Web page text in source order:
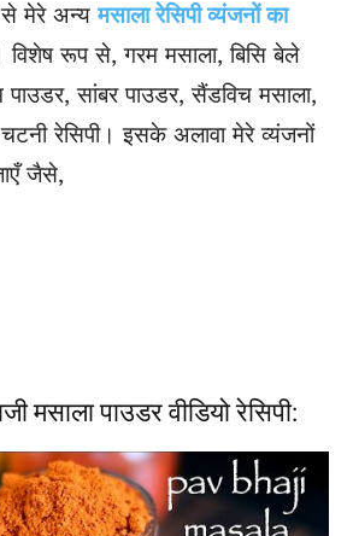
से मेरे अन्यमसाला रेसिपी व्यंजनों का
रूप से, गरम मसाला, बिसि बेले
पाउडर, सांबर पाउडर, सैंडविच मसाला,
रेसिपी। इसके अलावा मेरे व्यंजनों
जैसे,
मसाला पाउडर वीडियो रेसिपी: